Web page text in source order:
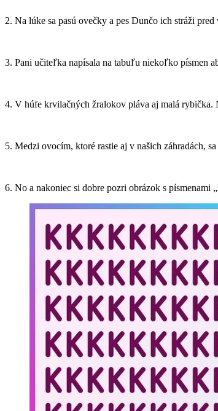
2. Na lúke sa pasú ovečky a pes Dunčo ich stráži
3. Pani učiteľka napísala na tabuľu niekoľko písmen
4. V húfe krvilačných žralokov pláva aj malá rybička.
5. Medzi ovocím, ktoré rastie aj v našich záhradách,
6. No a nakoniec si dobre pozri obrázok s písmenami